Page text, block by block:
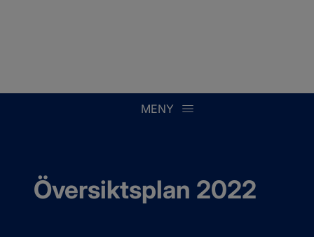
MENY
Översiktsplan 2022